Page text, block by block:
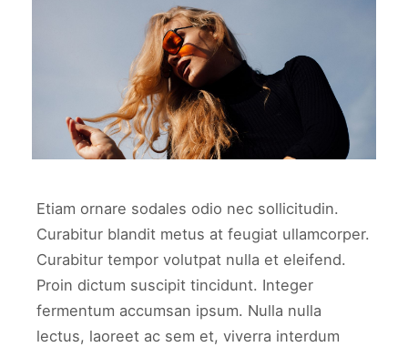
Etiam ornare sodales odio nec sollicitudin.
Curabitur blandit metus at feugiat ullamcorper.
Curabitur tempor volutpat nulla et eleifend.
Proin dictum suscipit tincidunt. Integer
fermentum accumsan ipsum. Nulla nulla
lectus, laoreet ac sem et, viverra interdum